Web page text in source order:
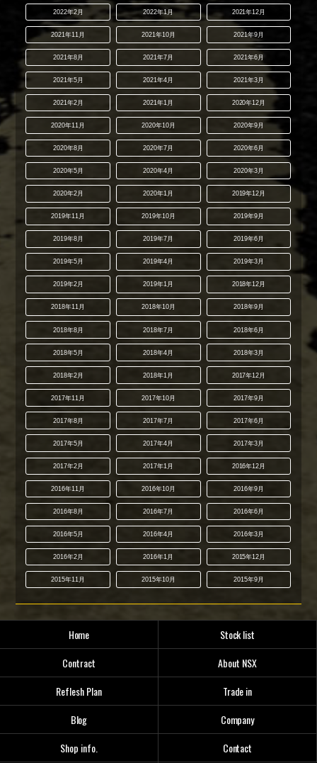
2022年2月 2022年1月 2021年12月
2021年11月 2021年10月 2021年9月
2021年8月 2021年7月 2021年6月
2021年5月 2021年4月 2021年3月
2021年2月 2021年1月 2020年12月
2020年11月 2020年10月 2020年9月
2020年8月 2020年7月 2020年6月
2020年5月 2020年4月 2020年3月
2020年2月 2020年1月 2019年12月
2019年11月 2019年10月 2019年9月
2019年8月 2019年7月 2019年6月
2019年5月 2019年4月 2019年3月
2019年2月 2019年1月 2018年12月
2018年11月 2018年10月 2018年9月
2018年8月 2018年7月 2018年6月
2018年5月 2018年4月 2018年3月
2018年2月 2018年1月 2017年12月
2017年11月 2017年10月 2017年9月
2017年8月 2017年7月 2017年6月
2017年5月 2017年4月 2017年3月
2017年2月 2017年1月 2016年12月
2016年11月 2016年10月 2016年9月
2016年8月 2016年7月 2016年6月
2016年5月 2016年4月 2016年3月
2016年2月 2016年1月 2015年12月
2015年11月 2015年10月 2015年9月
Home
Stock list
Contract
About NSX
Reflesh Plan
Trade in
Blog
Company
Shop info.
Contact